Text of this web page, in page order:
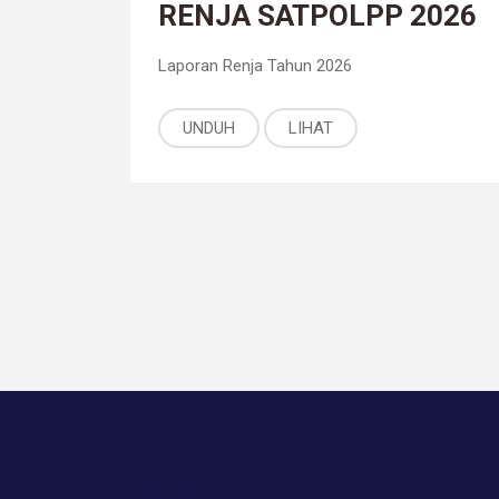
RENJA SATPOLPP 2026
Laporan Renja Tahun 2026
UNDUH LIHAT